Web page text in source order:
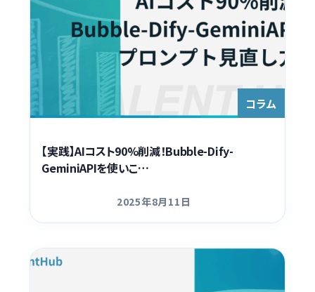
コラム
【実践】AIコスト90%削減！Bubble-Dify-
GeminiAPIを使いこ…
更新日
2025年8月11日